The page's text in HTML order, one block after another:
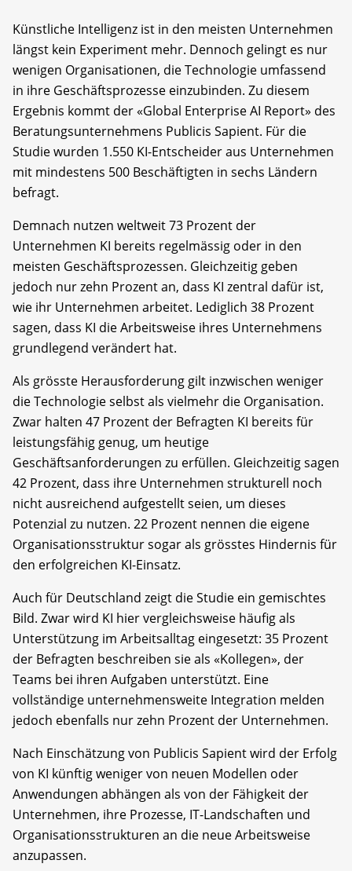
Künstliche Intelligenz ist in den meisten Unternehmen
längst kein Experiment mehr. Dennoch gelingt es nur
wenigen Organisationen, die Technologie umfassend
in ihre Geschäftsprozesse einzubinden. Zu diesem
Ergebnis kommt der «Global Enterprise AI Report» des
Beratungsunternehmens Publicis Sapient. Für die
Studie wurden 1.550 KI-Entscheider aus Unternehmen
mit mindestens 500 Beschäftigten in sechs Ländern
befragt.
Demnach nutzen weltweit 73 Prozent der
Unternehmen KI bereits regelmässig oder in den
meisten Geschäftsprozessen. Gleichzeitig geben
jedoch nur zehn Prozent an, dass KI zentral dafür ist,
wie ihr Unternehmen arbeitet. Lediglich 38 Prozent
sagen, dass KI die Arbeitsweise ihres Unternehmens
grundlegend verändert hat.
Als grösste Herausforderung gilt inzwischen weniger
die Technologie selbst als vielmehr die Organisation.
Zwar halten 47 Prozent der Befragten KI bereits für
leistungsfähig genug, um heutige
Geschäftsanforderungen zu erfüllen. Gleichzeitig sagen
42 Prozent, dass ihre Unternehmen strukturell noch
nicht ausreichend aufgestellt seien, um dieses
Potenzial zu nutzen. 22 Prozent nennen die eigene
Organisationsstruktur sogar als grösstes Hindernis für
den erfolgreichen KI-Einsatz.
Auch für Deutschland zeigt die Studie ein gemischtes
Bild. Zwar wird KI hier vergleichsweise häufig als
Unterstützung im Arbeitsalltag eingesetzt: 35 Prozent
der Befragten beschreiben sie als «Kollegen», der
Teams bei ihren Aufgaben unterstützt. Eine
vollständige unternehmensweite Integration melden
jedoch ebenfalls nur zehn Prozent der Unternehmen.
Nach Einschätzung von Publicis Sapient wird der Erfolg
von KI künftig weniger von neuen Modellen oder
Anwendungen abhängen als von der Fähigkeit der
Unternehmen, ihre Prozesse, IT-Landschaften und
Organisationsstrukturen an die neue Arbeitsweise
anzupassen.